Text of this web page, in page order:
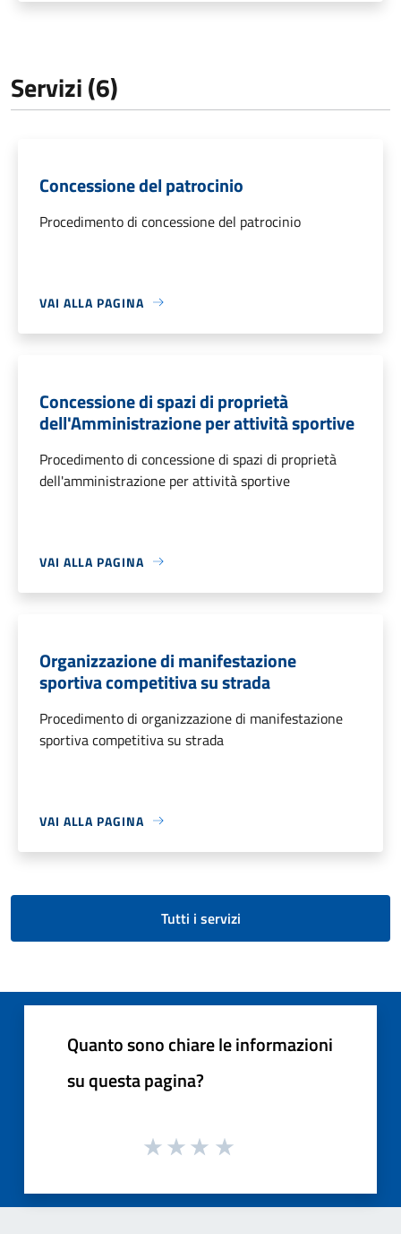
Servizi (6)
Concessione del patrocinio
Procedimento di concessione del patrocinio
VAI ALLA PAGINA
Concessione di spazi di proprietà
dell'Amministrazione per attività sportive
Procedimento di concessione di spazi di proprietà
dell'amministrazione per attività sportive
VAI ALLA PAGINA
Organizzazione di manifestazione
sportiva competitiva su strada
Procedimento di organizzazione di manifestazione
sportiva competitiva su strada
VAI ALLA PAGINA
Tutti i servizi
Quanto sono chiare le informazioni
su questa pagina?